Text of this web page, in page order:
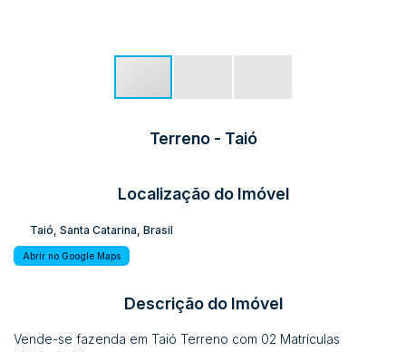
Terreno - Taió
Localização do Imóvel
Taió, Santa Catarina, Brasil
Abrir no Google Maps
Descrição do Imóvel
Vende-se fazenda em Taió Terreno com 02 Matrículas